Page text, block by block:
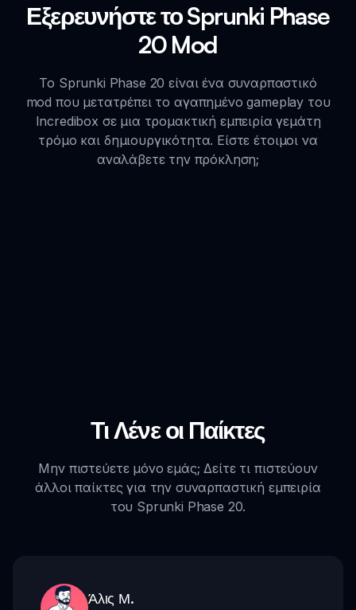
Εξερευνήστε το Sprunki Phase
20 Mod
Το Sprunki Phase 20 είναι ένα συναρπαστικό
mod που μετατρέπει το αγαπημένο gameplay του
Incredibox σε μια τρομακτική εμπειρία γεμάτη
τρόμο και δημιουργικότητα. Είστε έτοιμοι να
αναλάβετε την πρόκληση;
Τι Λένε οι Παίκτες
Μην πιστεύετε μόνο εμάς; Δείτε τι πιστεύουν
άλλοι παίκτες για την συναρπαστική εμπειρία
του Sprunki Phase 20.
Άλις Μ.